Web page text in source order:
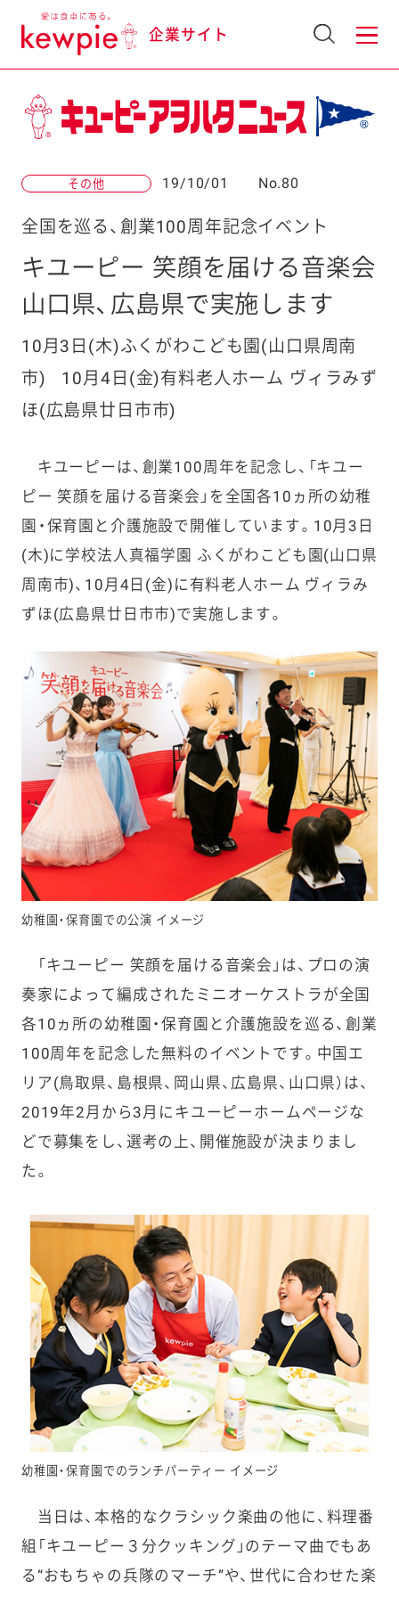
企業サイト
その他 19/10/01 No.80
全国を巡る、創業100周年記念イベント
キユーピー 笑顔を届ける音楽会
山口県、広島県で実施します
10月3日(木)ふくがわこども園(山口県周南
市)
10月4日(金)有料老人ホーム ヴィラみず
ほ(広島県廿日市市)
キユーピーは、創業100周年を記念し、「キユー
ピー 笑顔を届ける音楽会」を全国各10ヵ所の幼稚
園・保育園と介護施設で開催しています。10月3日
(木)に学校法人真福学園 ふくがわこども園(山口県
周南市)、10月4日(金)に有料老人ホーム ヴィラみ
ずほ(広島県廿日市市)で実施します。
幼稚園・保育園での公演 イメージ
「キユーピー 笑顔を届ける音楽会」は、プロの演
奏家によって編成されたミニオーケストラが全国
各10ヵ所の幼稚園・保育園と介護施設を巡る、創業
100周年を記念した無料のイベントです。中国エ
リア(鳥取県、島根県、岡山県、広島県、山口県）は、
2019年2月から3月にキユーピーホームページな
どで募集をし、選考の上、開催施設が決まりまし
た。
幼稚園・保育園でのランチパーティー イメージ
当日は、本格的なクラシック楽曲の他に、料理番
組「キユーピー３分クッキング」のテーマ曲でもあ
る“おもちゃの兵隊のマーチ”や、世代に合わせた楽